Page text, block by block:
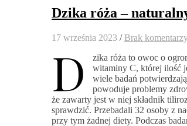
Dzika róża –
17 września 2023 / Brak
D
zika róża to owoc o
witaminy C, której ilość
wiele badań
powoduje problemy
że zawarty jest w niej składnik
sprawdzić. Przebadali 32 osoby z
przy tym żadnej diety. Podczas